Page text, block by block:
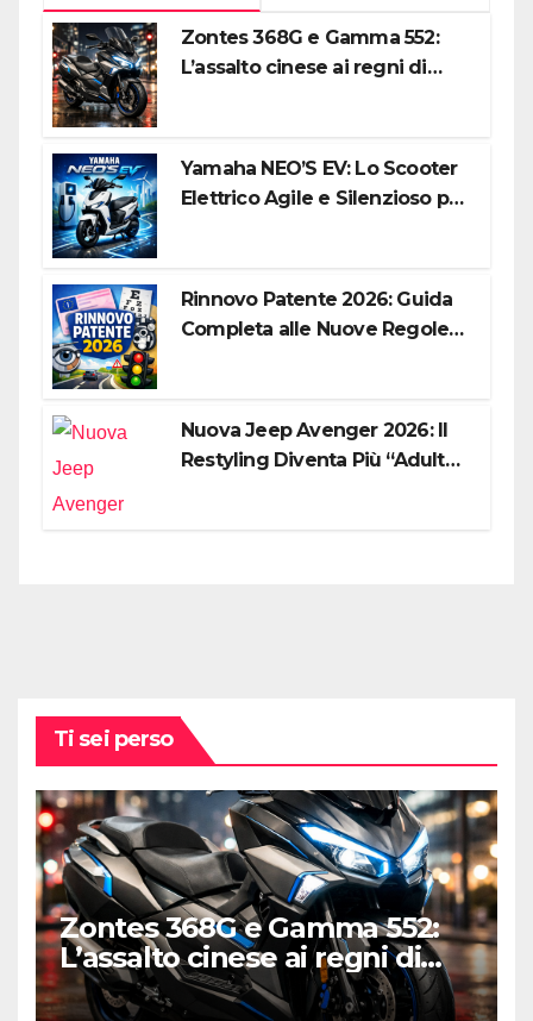
Zontes 368G e Gamma 552:
L’assalto cinese ai regni di
Yamaha NEO’S EV: Lo Scooter
Elettrico Agile e Silenzioso per
Rinnovo Patente 2026: Guida
Completa alle Nuove Regole,
Nuova Jeep Avenger 2026: Il
Restyling Diventa Più “Adulto”,
Ti sei perso
Zontes 368G e Gamma 552:
L’assalto cinese ai regni di
Honda e Yamaha